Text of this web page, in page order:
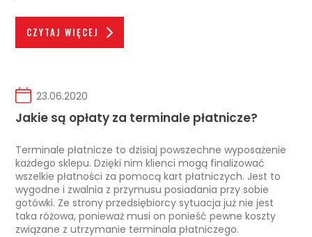
CZYTAJ WIĘCEJ
23.06.2020
Jakie są opłaty za terminale płatnicze?
Terminale płatnicze to dzisiaj powszechne wyposażenie
każdego sklepu. Dzięki nim klienci mogą finalizować
wszelkie płatności za pomocą kart płatniczych. Jest to
wygodne i zwalnia z przymusu posiadania przy sobie
gotówki. Ze strony przedsiębiorcy sytuacja już nie jest
taka różowa, ponieważ musi on ponieść pewne koszty
związane z utrzymanie terminala płatniczego.